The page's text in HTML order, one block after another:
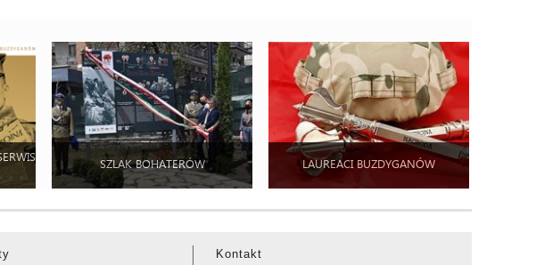
SZLAK BOHATERÓW LAUREACI BUZDYGANÓW
Kontakt